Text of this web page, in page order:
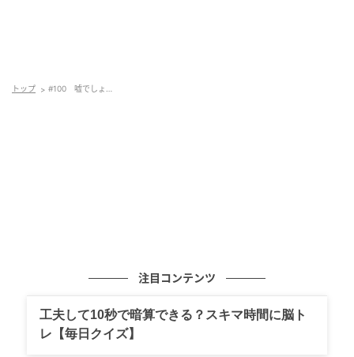
トップ #100 嘘でしょ…
注目コンテンツ
工夫して10秒で暗算できる？スキマ時間に脳ト
レ【毎日クイズ】